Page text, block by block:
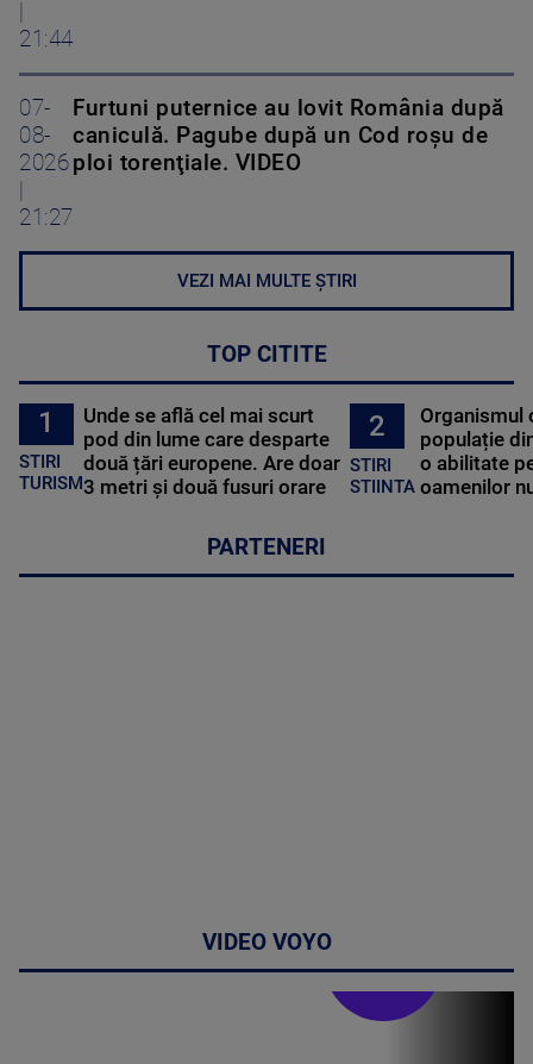
21:44
07-
08-
2026
21:27
Furtuni puternice au lovit România după
caniculă. Pagube după un Cod roşu de
ploi torenţiale. VIDEO
VEZI MAI MULTE ȘTIRI
TOP CITITE
1
STIRI
TURISM
Unde se află cel mai scurt
pod din lume care desparte
două țări europene. Are doar
3 metri și două fusuri orare
2
STIRI
STIINTA
Organismul
populație
o abilitate
oamenilor
PARTENERI
VIDEO VOYO